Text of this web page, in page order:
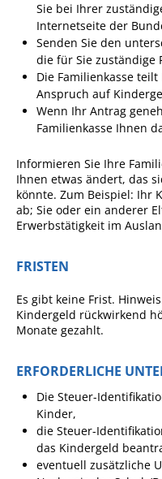
Sie bei Ihrer
Internetseite der
Senden Sie den
die für Sie zuständige
Die Familienkasse
Anspruch auf
Wenn Ihr Antrag
Familienkasse Ihnen
Informieren Sie Ihre
Ihnen etwas ändert, das
könnte. Zum Beispiel: Ihr
ab; Sie oder ein anderer
Erwerbstätigkeit im
FRISTEN
Es gibt keine Frist.
Kindergeld rückwirkend
Monate gezahlt.
ERFORDERLICHE
Die Steuer-
Kinder,
die Steuer-
das Kindergeld
eventuell zusätzliche